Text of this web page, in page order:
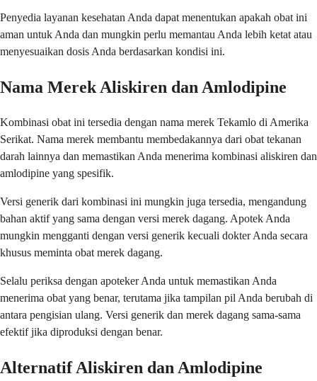
Penyedia layanan kesehatan Anda dapat menentukan apakah obat ini
aman untuk Anda dan mungkin perlu memantau Anda lebih ketat atau
menyesuaikan dosis Anda berdasarkan kondisi ini.
Nama Merek Aliskiren dan Amlodipine
Kombinasi obat ini tersedia dengan nama merek Tekamlo di Amerika
Serikat. Nama merek membantu membedakannya dari obat tekanan
darah lainnya dan memastikan Anda menerima kombinasi aliskiren dan
amlodipine yang spesifik.
Versi generik dari kombinasi ini mungkin juga tersedia, mengandung
bahan aktif yang sama dengan versi merek dagang. Apotek Anda
mungkin mengganti dengan versi generik kecuali dokter Anda secara
khusus meminta obat merek dagang.
Selalu periksa dengan apoteker Anda untuk memastikan Anda
menerima obat yang benar, terutama jika tampilan pil Anda berubah di
antara pengisian ulang. Versi generik dan merek dagang sama-sama
efektif jika diproduksi dengan benar.
Alternatif Aliskiren dan Amlodipine